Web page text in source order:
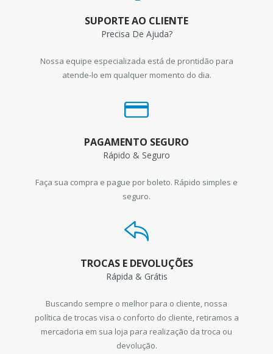
SUPORTE AO CLIENTE
Precisa De Ajuda?
Nossa equipe especializada está de prontidão para
atende-lo em qualquer momento do dia.
PAGAMENTO SEGURO
Rápido & Seguro
Faça sua compra e pague por boleto. Rápido simples e
seguro.
TROCAS E DEVOLUÇÕES
Rápida & Grátis
Buscando sempre o melhor para o cliente, nossa
política de trocas visa o conforto do cliente, retiramos a
mercadoria em sua loja para realização da troca ou
devolução.